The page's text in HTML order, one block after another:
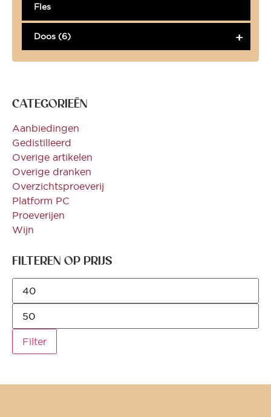
CATEGORIEËN
Aanbiedingen
Gedistilleerd
Overige artikelen
Overige dranken
Overzichtsproeverij
Platform PC
Proeverijen
Wijn
FILTEREN OP PRIJS
Filter
Fles
Doos (6)